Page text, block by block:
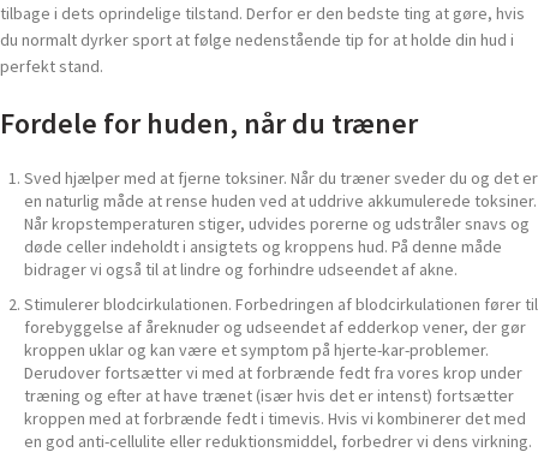
tilbage i dets oprindelige tilstand. Derfor er den bedste ting at gøre, hvis
du normalt dyrker sport at følge nedenstående tip for at holde din hud i
perfekt stand.
Fordele for huden, når du træner
Sved hjælper med at fjerne toksiner. Når du træner sveder du og det er
en naturlig måde at rense huden ved at uddrive akkumulerede toksiner.
Når kropstemperaturen stiger, udvides porerne og udstråler snavs og
døde celler indeholdt i ansigtets og kroppens hud. På denne måde
bidrager vi også til at lindre og forhindre udseendet af akne.
Stimulerer blodcirkulationen. Forbedringen af ​​blodcirkulationen fører til
forebyggelse af åreknuder og udseendet af edderkop vener, der gør
kroppen uklar og kan være et symptom på hjerte-kar-problemer.
Derudover fortsætter vi med at forbrænde fedt fra vores krop under
træning og efter at have trænet (især hvis det er intenst) fortsætter
kroppen med at forbrænde fedt i timevis. Hvis vi kombinerer det med
en god anti-cellulite eller reduktionsmiddel, forbedrer vi dens virkning.